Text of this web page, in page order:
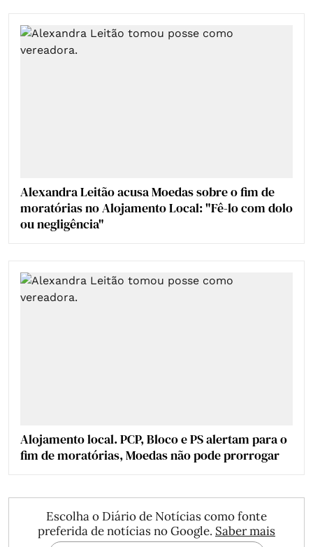
Alexandra Leitão acusa Moedas sobre o fim de
moratórias no Alojamento Local: "Fê-lo com dolo
ou negligência"
Alojamento local. PCP, Bloco e PS alertam para o
fim de moratórias, Moedas não pode prorrogar
Escolha o Diário de Notícias como fonte
preferida de notícias no Google. Saber mais